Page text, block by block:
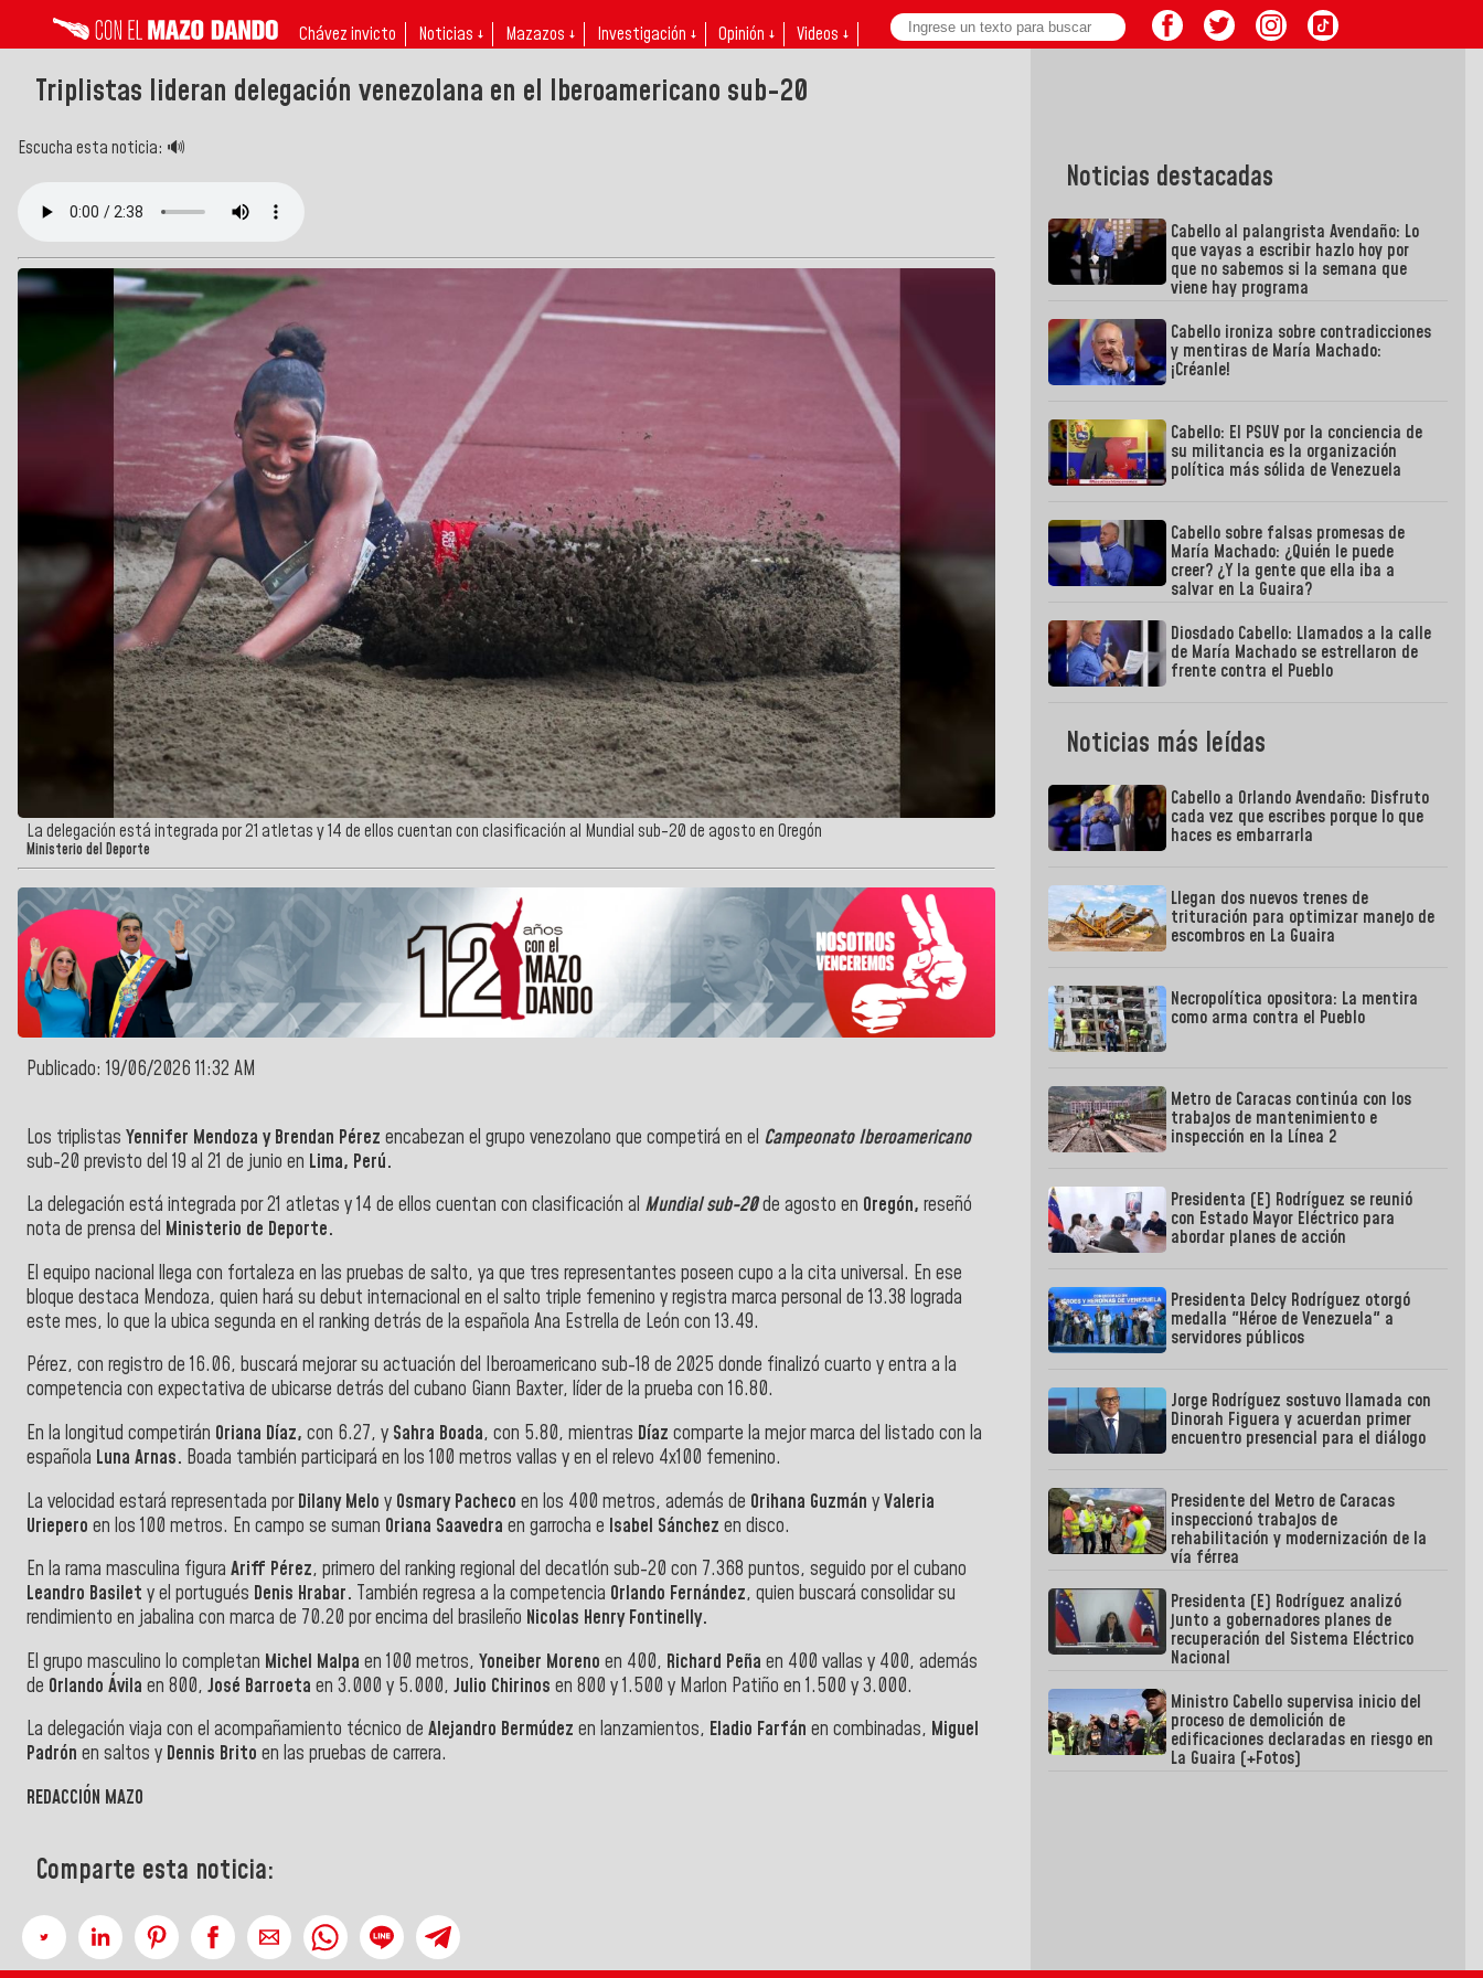
Chávez invicto Noticias ↓ Mazazos ↓ Investigación ↓ Opinión ↓ Videos ↓
Triplistas lideran delegación venezolana en el Iberoamericano sub-20
Escucha esta noticia: 🔊
La delegación está integrada por 21 atletas y 14 de ellos cuentan con clasificación al Mundial sub-20 de agosto en Oregón
Ministerio del Deporte
Publicado: 19/06/2026 11:32 AM
Los triplistas Yennifer Mendoza y Brendan Pérez encabezan el grupo venezolano que competirá en el Campeonato Iberoamericano
sub-20 previsto del 19 al 21 de junio en Lima, Perú.
La delegación está integrada por 21 atletas y 14 de ellos cuentan con clasificación al Mundial sub-20de agosto en Oregón, reseñó
nota de prensa del Ministerio de Deporte.
El equipo nacional llega con fortaleza en las pruebas de salto, ya que tres representantes poseen cupo a la cita universal. En ese
bloque destaca Mendoza, quien hará su debut internacional en el salto triple femenino y registra marca personal de 13.38 lograda
este mes, lo que la ubica segunda en el ranking detrás de la española Ana Estrella de León con 13.49.
Pérez, con registro de 16.06, buscará mejorar su actuación del Iberoamericano sub-18 de 2025 donde finalizó cuarto y entra a la
competencia con expectativa de ubicarse detrás del cubano Giann Baxter, líder de la prueba con 16.80.
En la longitud competirán Oriana Díaz, con 6.27, y Sahra Boada, con 5.80, mientras Díaz comparte la mejor marca del listado con la
española Luna Arnas. Boada también participará en los 100 metros vallas y en el relevo 4x100 femenino.
La velocidad estará representada porDilany Melo y Osmary Pacheco en los 400 metros, además de Orihana Guzmán yValeria
Uriepero en los 100 metros. En campo se suman Oriana Saavedra en garrocha e Isabel Sánchez en disco.
En la rama masculina figura Ariff Pérez, primero del ranking regional del decatlón sub-20 con 7.368 puntos, seguido por el cubano
Leandro Basilet y el portugués Denis Hrabar. También regresa a la competencia Orlando Fernández, quien buscará consolidar su
rendimiento en jabalina con marca de 70.20 por encima del brasileño Nicolas Henry Fontinelly.
El grupo masculino lo completan Michel Malpa en 100 metros, Yoneiber Moreno en 400, Richard Peña en 400 vallas y 400, además
de Orlando Ávila en 800, José Barroeta en 3.000 y 5.000, Julio Chirinos en 800 y 1.500 y Marlon Patiño en 1.500 y 3.000.
La delegación viaja con el acompañamiento técnico de Alejandro Bermúdez en lanzamientos, Eladio Farfán en combinadas, Miguel
Padrón en saltos y Dennis Brito en las pruebas de carrera.
REDACCIÓN MAZO
Comparte esta noticia:
Noticias destacadas
Cabello al palangrista Avendaño: Lo
que vayas a escribir hazlo hoy por
que no sabemos si la semana que
viene hay programa
Cabello ironiza sobre contradicciones
y mentiras de María Machado:
¡Créanle!
Cabello: El PSUV por la conciencia de
su militancia es la organización
política más sólida de Venezuela
Cabello sobre falsas promesas de
María Machado: ¿Quién le puede
creer? ¿Y la gente que ella iba a
salvar en La Guaira?
Diosdado Cabello: Llamados a la calle
de María Machado se estrellaron de
frente contra el Pueblo
Noticias más leídas
Cabello a Orlando Avendaño: Disfruto
cada vez que escribes porque lo que
haces es embarrarla
Llegan dos nuevos trenes de
trituración para optimizar manejo de
escombros en La Guaira
Necropolítica opositora: La mentira
como arma contra el Pueblo
Metro de Caracas continúa con los
trabajos de mantenimiento e
inspección en la Línea 2
Presidenta (E) Rodríguez se reunió
con Estado Mayor Eléctrico para
abordar planes de acción
Presidenta Delcy Rodríguez otorgó
medalla "Héroe de Venezuela" a
servidores públicos
Jorge Rodríguez sostuvo llamada con
Dinorah Figuera y acuerdan primer
encuentro presencial para el diálogo
Presidente del Metro de Caracas
inspeccionó trabajos de
rehabilitación y modernización de la
vía férrea
Presidenta (E) Rodríguez analizó
junto a gobernadores planes de
recuperación del Sistema Eléctrico
Nacional
Ministro Cabello supervisa inicio del
proceso de demolición de
edificaciones declaradas en riesgo en
La Guaira (+Fotos)